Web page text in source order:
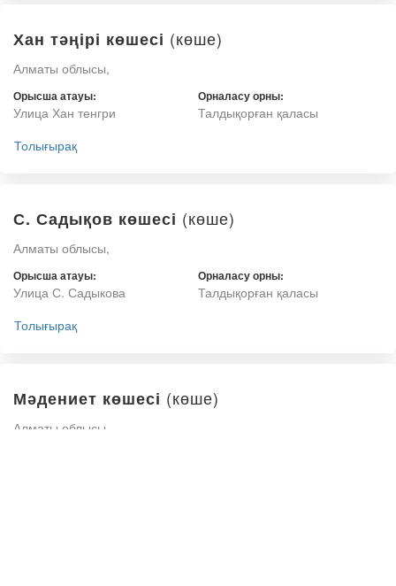
Хан тәңірі көшесі (көше)
Алматы облысы,
Орысша атауы:
Улица Хан тенгри
Орналасу орны:
Талдықорған қаласы
Толығырақ
С. Садықов көшесі (көше)
Алматы облысы,
Орысша атауы:
Улица С. Садыкова
Орналасу орны:
Талдықорған қаласы
Толығырақ
Мәдениет көшесі (көше)
Алматы облысы,